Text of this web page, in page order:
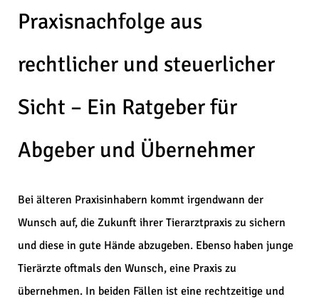
Praxisnachfolge aus
rechtlicher und steuerlicher
Sicht – Ein Ratgeber für
Abgeber und Übernehmer
Bei älteren Praxisinhabern kommt irgendwann der
Wunsch auf, die Zukunft ihrer Tierarztpraxis zu sichern
und diese in gute Hände abzugeben. Ebenso haben junge
Tierärzte oftmals den Wunsch, eine Praxis zu
übernehmen. In beiden Fällen ist eine rechtzeitige und